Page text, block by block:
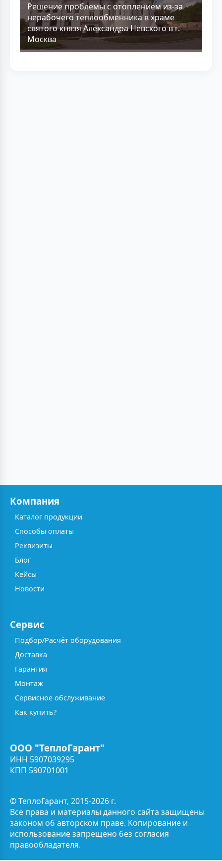
Решение проблемы с отоплением из-за
нерабочего теплообменника в храме
святого князя Александра Невского в г.
Москва
Компания
Каталог продукции
Способы оплаты
Реквизиты
Блог
Кейсы
Новости
Сервис
Подбор/Расчёт оборудования
Доставка
Гарантия
Монтаж
Сервисное обслуживание
Как купить?
ООО "ТеплоГарант"
ИНН 5907039295
КПП 590701001
© ТеплоГарант, 2015-2026 г.
Все права и материалы данного сайта защищены
законом об авторском праве. Копирование и
использование запрещено без согласия
правообладателя.